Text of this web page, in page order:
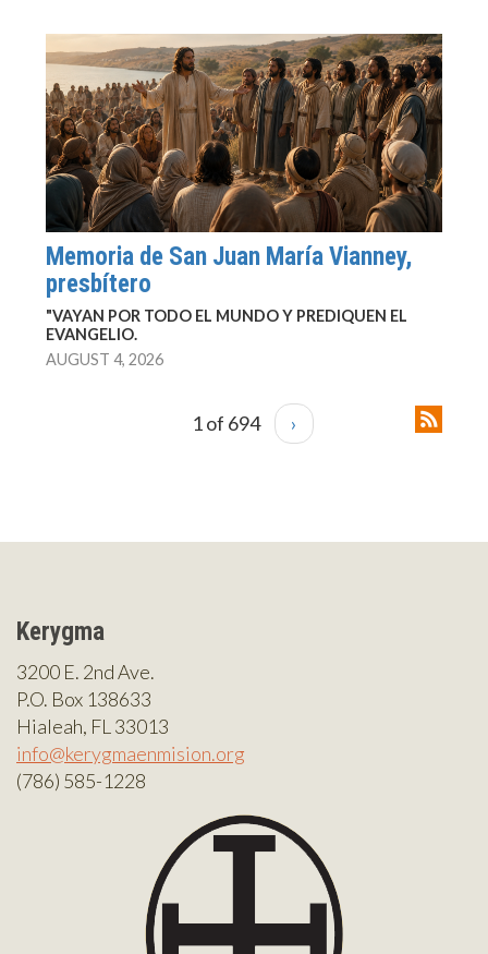
Memoria de San Juan María Vianney,
presbítero
"VAYAN POR TODO EL MUNDO Y PREDIQUEN EL
EVANGELIO.
AUGUST 4, 2026
1 of 694 ›
Kerygma
3200 E. 2nd Ave.
P.O. Box 138633
Hialeah, FL 33013
info@kerygmaenmision.org
(786) 585-1228